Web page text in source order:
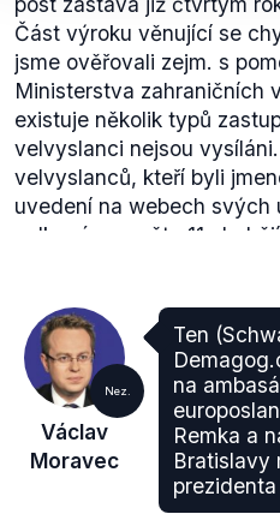
Část výroku věnující se
jsme ověřovali zejm. s
Ministerstva zahraničních
existuje několik typů
velvyslanci nejsou
velvyslanců, kteří byli
uvedení na webech svých
celkovému počtu 11
následující země:
Zimbabwe. Krom toho
velvyslance v Černé
zastoupení vykonává
Moravec zmiňuje přesný
velvyslanec ČR chybí.
zahrnuje i země jako je
vysílán již celá desetiletí a
Nez.
Václav
Moravec
Ten
na
Remka a
Bratislavy